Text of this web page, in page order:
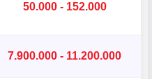
50.000 - 152.000
7.900.000 - 11.200.000